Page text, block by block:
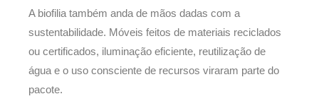
A biofilia também anda de mãos dadas com a
sustentabilidade. Móveis feitos de materiais reciclados
ou certificados, iluminação eficiente, reutilização de
água e o uso consciente de recursos viraram parte do
pacote.